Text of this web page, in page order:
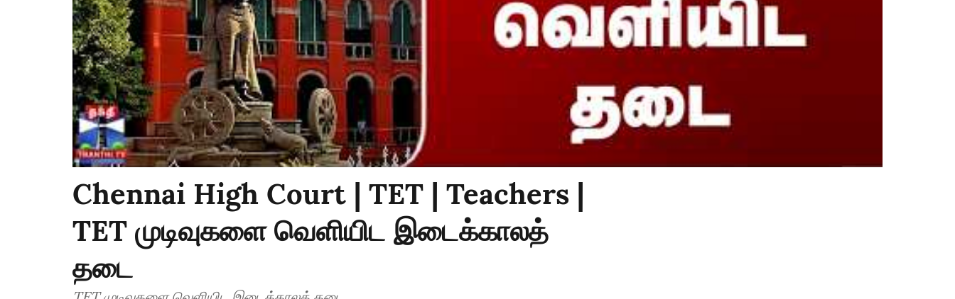
Chennai High Court | TET | Teachers |
TET முடிவுகளை வெளியிட இடைக்காலத்
தடை